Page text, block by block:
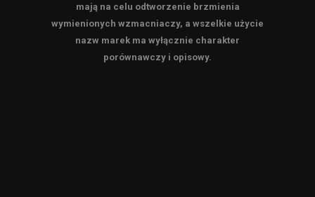
mają na celu odtworzenie brzmienia
wymienionych wzmacniaczy, a wszelkie użycie
nazw marek ma wyłącznie charakter
porównawczy i opisowy.